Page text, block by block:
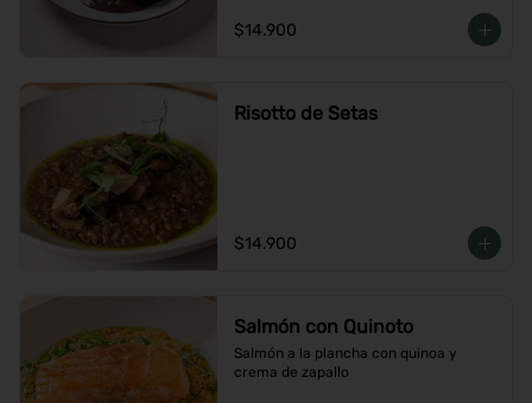
$14.900
Risotto de Setas
$14.900
Salmón con Quinoto
Salmón a la plancha con quinoa y
crema de zapallo